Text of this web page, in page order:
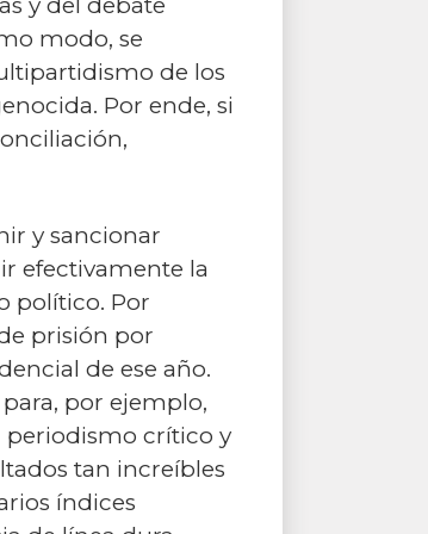
modo, se
de los
Por ende, si
y sancionar
efectivamente la
político. Por
prisión por
de ese año.
por ejemplo,
periodismo crítico y
tan increíbles
índices